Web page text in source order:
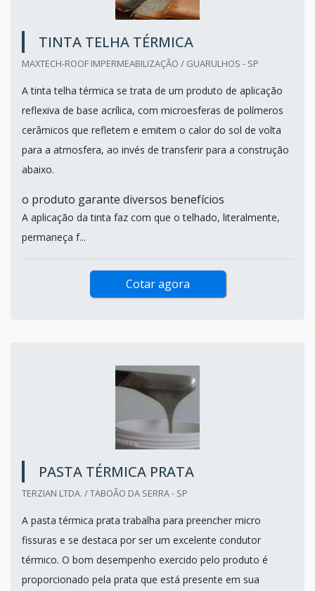
TINTA TELHA TÉRMICA
MAXTECH-ROOF IMPERMEABILIZAÇÃO / GUARULHOS - SP
A tinta telha térmica se trata de um produto de aplicação
reflexiva de base acrílica, com microesferas de polímeros
cerâmicos que refletem e emitem o calor do sol de volta
para a atmosfera, ao invés de transferir para a construção
abaixo.
o produto garante diversos benefícios
A aplicação da tinta faz com que o telhado, literalmente,
permaneça f...
Cotar agora
PASTA TÉRMICA PRATA
TERZIAN LTDA. / TABOÃO DA SERRA - SP
A pasta térmica prata trabalha para preencher micro
fissuras e se destaca por ser um excelente condutor
térmico. O bom desempenho exercido pelo produto é
proporcionado pela prata que está presente em sua